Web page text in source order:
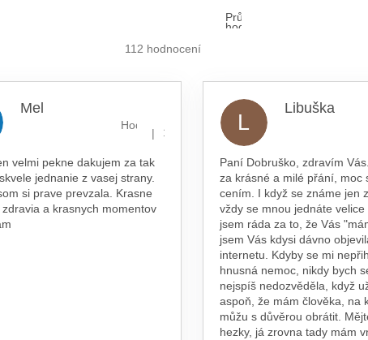
Průměrné
hodnocení
112 hodnocení
Mel
Hodnocení obchodu je 5 z 5 hvězdiček.
| 16.7.2026
velmi pekne dakujem za tak
jednanie z vasej strany.
si prave prevzala. Krasne
zdravia a krasnych momentov
L
Libuška
Paní Dobruško, zdravím
za krásné a milé přání, moc
cením. I když se známe jen
vždy se mnou jednáte velice
jsem ráda za to, že Vás
jsem Vás kdysi dávno
internetu. Kdyby se mi
hnusná nemoc, nikdy bych
nejspíš nedozvěděla, když
aspoň, že mám člověka, na
můžu s důvěrou obrátit.
hezky, já zrovna tady mám